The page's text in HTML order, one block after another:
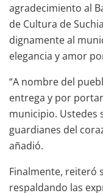
agradecimiento al
de Cultura de
dignamente al
elegancia y amor
“A nombre del
entrega y por
municipio. Ustedes
guardianes del
añadió.
Finalmente, reiteró
respaldando las